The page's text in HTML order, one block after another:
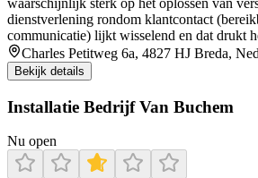
dienstverlening rondom klantcontact
communicatie) lijkt wisselend en dat drukt
Charles Petitweg 6a, 4827 HJ Breda,
Bekijk details
Installatie Bedrijf Van Buchem
Nu open